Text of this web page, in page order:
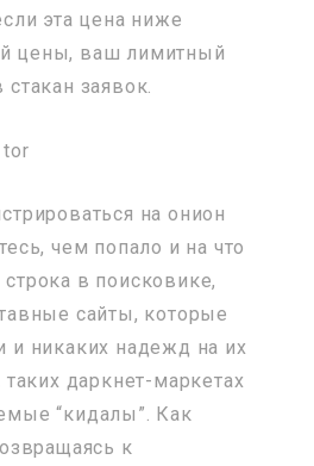
эта цена ниже
цены, ваш лимитный
заявок.
на онион
чем попало и на что
в поисковике,
сайты, которые
и никаких надежд на их
даркнет-маркетах
“кидалы”. Как
к